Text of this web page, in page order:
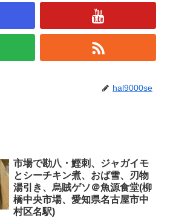
hal9000se
市場で勘八・鰹刺、ジャガイモ
とシーチキン煮、おば雪、刃物
湯引き、烏賊ゲソ＠魚源食堂(柳
橋中央市場、愛知県名古屋市中
村区名駅)